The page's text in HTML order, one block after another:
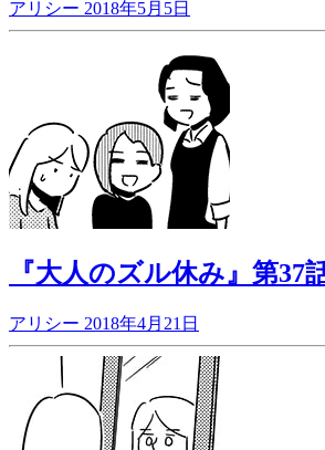
アリシー 2018年5月5日
『大人のズル休み』第37
アリシー 2018年4月21日